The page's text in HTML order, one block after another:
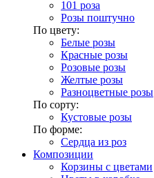
101 роза
Розы поштучно
По цвету:
Белые розы
Красные розы
Розовые розы
Желтые розы
Разноцветные розы
По сорту:
Кустовые розы
По форме:
Сердца из роз
Композиции
Корзины с цветами